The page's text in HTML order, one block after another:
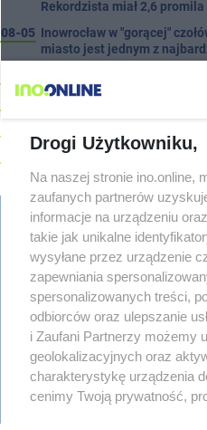
Rekordzista miał 2,6 promila
08-05 Inowrocław w "gorącej"
miasto jest jednym z
08-05
Zmiany dla pasażerów na
08-05 Podczas burzy ucierpiał
strażaków
08-05 Kto siedział za kierownicą
08-05 Hala się zmienia. Remont,
wejściem stanie QEMETICA
08-05 19 września pierwszy ligowy
terminarz
Po rezygnacji z tej
08-04 Reklamy w centrum. Jego
błędzie [akt.]
08-04 Duże utrudnienia na
przyczepa od ciągnika Z
pliki
oferty
© copyright 2000-
Drogi Użytkowniku,
Na naszej stronie ino.online,
zaufanych partnerów
informacje na urządzeniu
takie jak unikalne
wysyłane przez urządzenie
zapewniania
spersonalizowanych treści,
odbiorców oraz ulepszanie
i Zaufani Partnerzy możemy
geolokalizacyjnych oraz
charakterystykę urządzenia
cenimy Twoją prywatność,